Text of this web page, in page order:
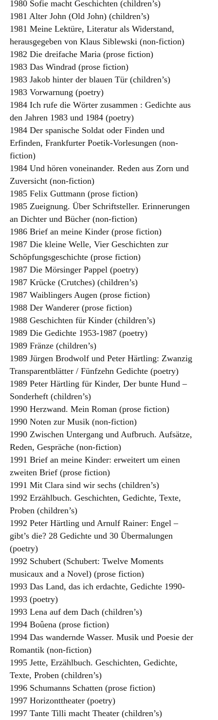
1980 Sofie macht Geschichten (children’s)
1981 Alter John (Old John) (children’s)
1981 Meine Lektüre, Literatur als Widerstand,
herausgegeben von Klaus Siblewski (non-fiction)
1982 Die dreifache Maria (prose fiction)
1983 Das Windrad (prose fiction)
1983 Jakob hinter der blauen Tür (children’s)
1983 Vorwarnung (poetry)
1984 Ich rufe die Wörter zusammen : Gedichte aus
den Jahren 1983 und 1984 (poetry)
1984 Der spanische Soldat oder Finden und
Erfinden, Frankfurter Poetik-Vorlesungen (non-
fiction)
1984 Und hören voneinander. Reden aus Zorn und
Zuversicht (non-fiction)
1985 Felix Guttmann (prose fiction)
1985 Zueignung. Über Schriftsteller. Erinnerungen
an Dichter und Bücher (non-fiction)
1986 Brief an meine Kinder (prose fiction)
1987 Die kleine Welle, Vier Geschichten zur
Schöpfungsgeschichte (prose fiction)
1987 Die Mörsinger Pappel (poetry)
1987 Krücke (Crutches) (children’s)
1987 Waiblingers Augen (prose fiction)
1988 Der Wanderer (prose fiction)
1988 Geschichten für Kinder (children’s)
1989 Die Gedichte 1953-1987 (poetry)
1989 Fränze (children’s)
1989 Jürgen Brodwolf und Peter Härtling: Zwanzig
Transparentblätter / Fünfzehn Gedichte (poetry)
1989 Peter Härtling für Kinder, Der bunte Hund –
Sonderheft (children’s)
1990 Herzwand. Mein Roman (prose fiction)
1990 Noten zur Musik (non-fiction)
1990 Zwischen Untergang und Aufbruch. Aufsätze,
Reden, Gespräche (non-fiction)
1991 Brief an meine Kinder: erweitert um einen
zweiten Brief (prose fiction)
1991 Mit Clara sind wir sechs (children’s)
1992 Erzählbuch. Geschichten, Gedichte, Texte,
Proben (children’s)
1992 Peter Härtling und Arnulf Rainer: Engel –
gibt’s die? 28 Gedichte und 30 Übermalungen
(poetry)
1992 Schubert (Schubert: Twelve Moments
musicaux and a Novel) (prose fiction)
1993 Das Land, das ich erdachte, Gedichte 1990-
1993 (poetry)
1993 Lena auf dem Dach (children’s)
1994 Boûena (prose fiction)
1994 Das wandernde Wasser. Musik und Poesie der
Romantik (non-fiction)
1995 Jette, Erzählbuch. Geschichten, Gedichte,
Texte, Proben (children’s)
1996 Schumanns Schatten (prose fiction)
1997 Horizonttheater (poetry)
1997 Tante Tilli macht Theater (children’s)